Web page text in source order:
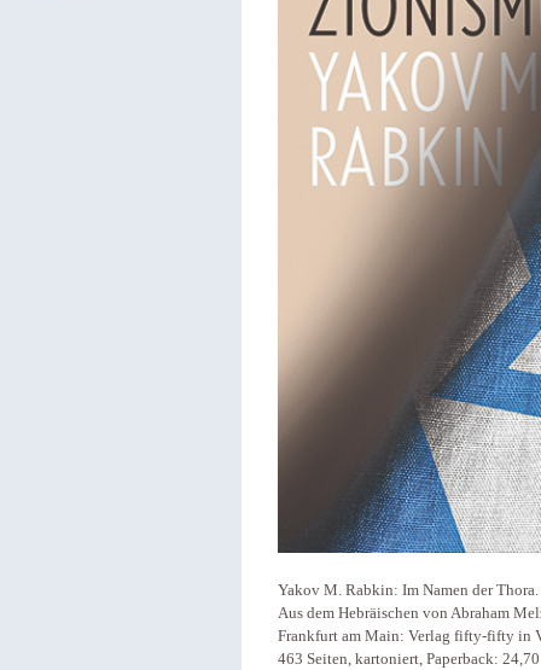
Yakov M. Rabkin: Im Namen der
Aus dem Hebräischen von Abraham
Frankfurt am Main: Verlag fifty-fifty in
463 Seiten, kartoniert, Paperback: